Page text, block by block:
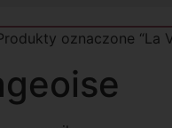
oznaczone “La